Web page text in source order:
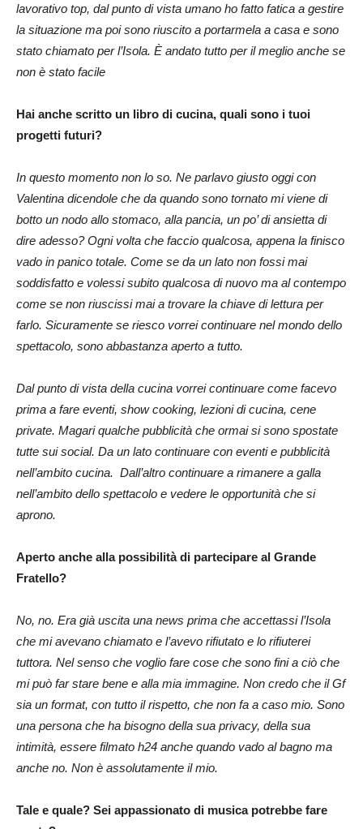
lavorativo top, dal punto di vista umano ho fatto fatica a gestire
la situazione ma poi sono riuscito a portarmela a casa e sono
stato chiamato per l’Isola. È andato tutto per il meglio anche se
non è stato facile
Hai anche scritto un libro di cucina, quali sono i tuoi
progetti futuri?
In questo momento non lo so. Ne parlavo giusto oggi con
Valentina dicendole che da quando sono tornato mi viene di
botto un nodo allo stomaco, alla pancia, un po’ di ansietta di
dire adesso? Ogni volta che faccio qualcosa, appena la finisco
vado in panico totale. Come se da un lato non fossi mai
soddisfatto e volessi subito qualcosa di nuovo ma al contempo
come se non riuscissi mai a trovare la chiave di lettura per
farlo. Sicuramente se riesco vorrei continuare nel mondo dello
spettacolo, sono abbastanza aperto a tutto.
Dal punto di vista della cucina vorrei continuare come facevo
prima a fare eventi, show cooking, lezioni di cucina, cene
private. Magari qualche pubblicità che ormai si sono spostate
tutte sui social. Da un lato continuare con eventi e pubblicità
nell’ambito cucina. Dall’altro continuare a rimanere a galla
nell’ambito dello spettacolo e vedere le opportunità che si
aprono.
Aperto anche alla possibilità di partecipare al Grande
Fratello?
No, no. Era già uscita una news prima che accettassi l’Isola
che mi avevano chiamato e l’avevo rifiutato e lo rifiuterei
tuttora. Nel senso che voglio fare cose che sono fini a ciò che
mi può far stare bene e alla mia immagine. Non credo che il Gf
sia un format, con tutto il rispetto, che non fa a caso mio. Sono
una persona che ha bisogno della sua privacy, della sua
intimità, essere filmato h24 anche quando vado al bagno ma
anche no. Non è assolutamente il mio.
Tale e quale? Sei appassionato di musica potrebbe fare